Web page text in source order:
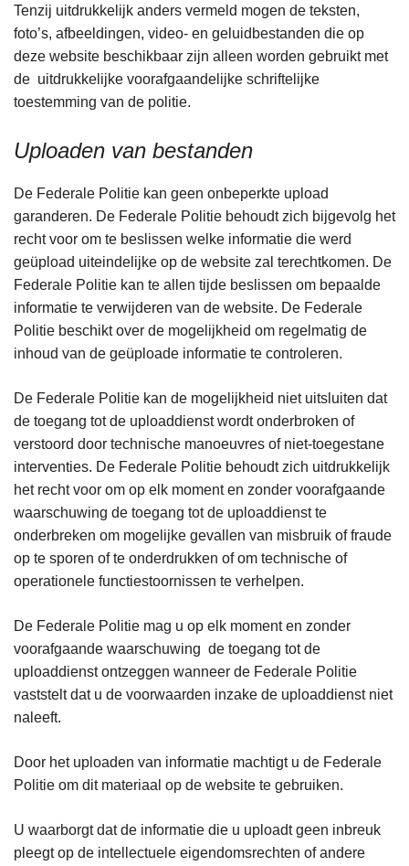
Tenzij uitdrukkelijk anders vermeld mogen de teksten,
foto’s, afbeeldingen, video- en geluidbestanden die op
deze website beschikbaar zijn alleen worden gebruikt met
de uitdrukkelijke voorafgaandelijke schriftelijke
toestemming van de politie.
Uploaden van bestanden
De Federale Politie kan geen onbeperkte upload
garanderen. De Federale Politie behoudt zich bijgevolg het
recht voor om te beslissen welke informatie die werd
geüpload uiteindelijke op de website zal terechtkomen. De
Federale Politie kan te allen tijde beslissen om bepaalde
informatie te verwijderen van de website. De Federale
Politie beschikt over de mogelijkheid om regelmatig de
inhoud van de geüploade informatie te controleren.
De Federale Politie kan de mogelijkheid niet uitsluiten dat
de toegang tot de uploaddienst wordt onderbroken of
verstoord door technische manoeuvres of niet-toegestane
interventies. De Federale Politie behoudt zich uitdrukkelijk
het recht voor om op elk moment en zonder voorafgaande
waarschuwing de toegang tot de uploaddienst te
onderbreken om mogelijke gevallen van misbruik of fraude
op te sporen of te onderdrukken of om technische of
operationele functiestoornissen te verhelpen.
De Federale Politie mag u op elk moment en zonder
voorafgaande waarschuwing de toegang tot de
uploaddienst ontzeggen wanneer de Federale Politie
vaststelt dat u de voorwaarden inzake de uploaddienst niet
naleeft.
Door het uploaden van informatie machtigt u de Federale
Politie om dit materiaal op de website te gebruiken.
U waarborgt dat de informatie die u uploadt geen inbreuk
pleegt op de intellectuele eigendomsrechten of andere